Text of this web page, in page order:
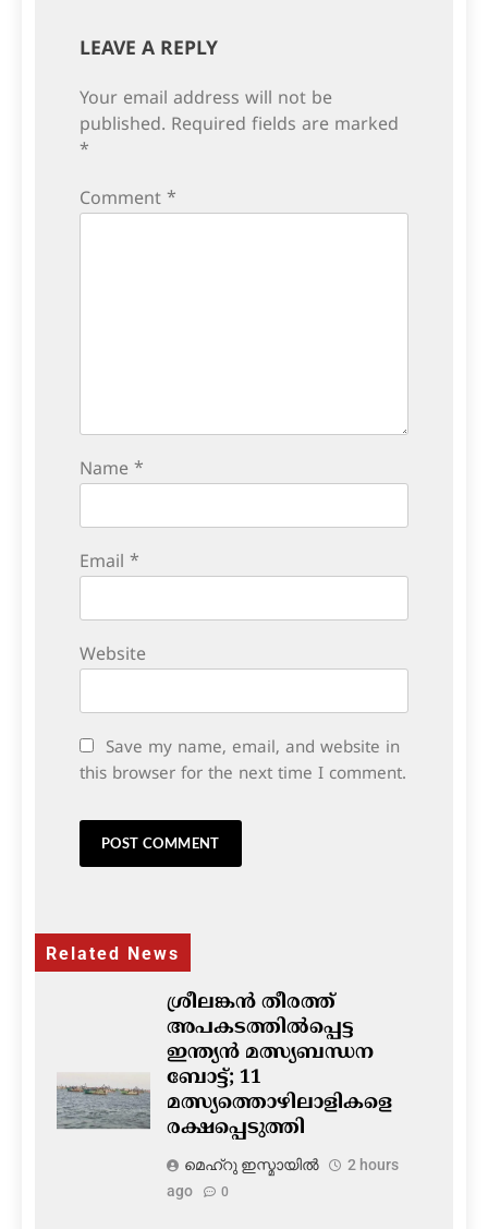
LEAVE A REPLY
Your email address will not be
published. Required fields are marked
*
Comment *
Name *
Email *
Website
Save my name, email, and website in
this browser for the next time I comment.
Related News
ശ്രീലങ്കൻ തീരത്ത്
അപകടത്തിൽപ്പെട്ട
ഇന്ത്യൻ മത്സ്യബന്ധന
ബോട്ട്; 11
മത്സ്യത്തൊഴിലാളികളെ
രക്ഷപ്പെടുത്തി
മെഹ്റു ഇസ്മായില്‍
2 hours
ago
0